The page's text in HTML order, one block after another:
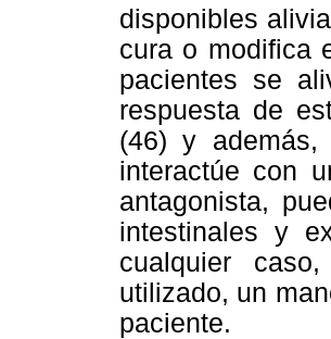
disponibles
cura o modifica
pacientes se
respuesta de
(46) y además,
interactúe con
antagonista,
intestinales y
cualquier
utilizado, un
paciente.